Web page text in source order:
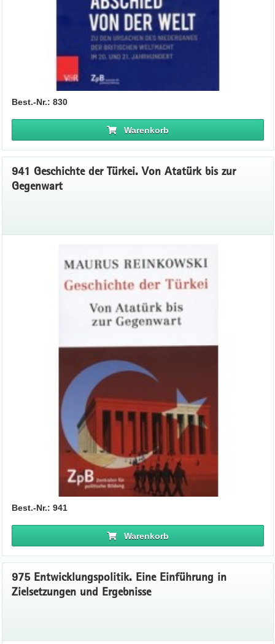
Best.-Nr.: 830
Warenkorb
941 Geschichte der Türkei. Von Atatürk bis zur
Gegenwart
Best.-Nr.: 941
Warenkorb
975 Entwicklungspolitik. Eine Einführung in
Zielsetzungen und Ergebnisse